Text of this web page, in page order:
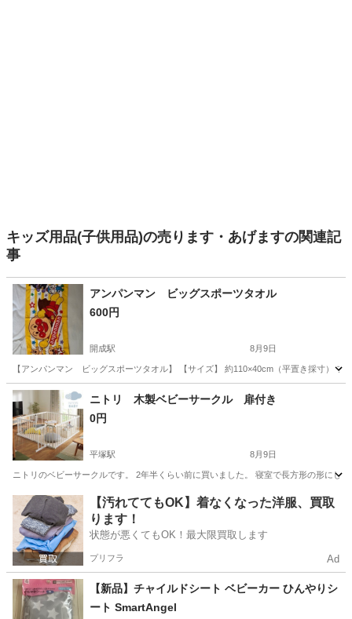
キッズ用品(子供用品)の売ります・あげますの関連記
事
アンパンマン ビッグスポーツタオル
600円
開成駅 8月9日
【アンパンマン ビッグスポーツタオル】 【サイズ】 約110×40cm（平置き採寸）
神奈川 足柄上郡 開成駅 ベビー用品
ニトリ 木製ベビーサークル 扉付き
0円
平塚駅 8月9日
ニトリのベビーサークルです。 2年半くらい前に買いました。 寝室で長方形の形に
神奈川 平塚市 平塚駅 ベビー用品
【汚れててもOK】着なくなった洋服、買取
ります！
状態が悪くてもOK！最大限買取します
プリフラ Ad
【新品】チャイルドシート ベビーカー ひんやりシ
ート SmartAngel